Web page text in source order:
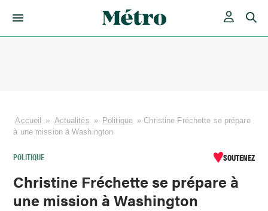
Accueil » Actualités » Politique »Christine Fréchette se prépare
à une mission à Washington
POLITIQUE SOUTENEZ
Christine Fréchette se prépare à
une mission à Washington